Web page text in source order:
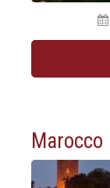
Marocco